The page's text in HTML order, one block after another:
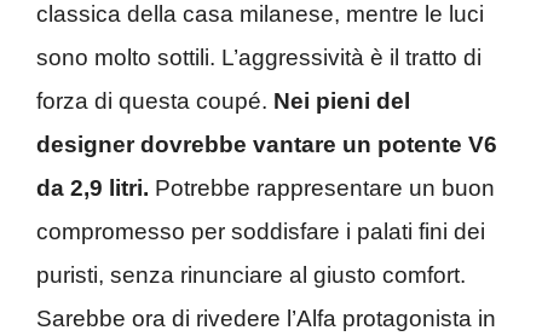
classica della casa milanese, mentre le luci
sono molto sottili. L’aggressività è il tratto di
forza di questa coupé. Nei pieni del
designer dovrebbe vantare un potente V6
da 2,9 litri. Potrebbe rappresentare un buon
compromesso per soddisfare i palati fini dei
puristi, senza rinunciare al giusto comfort.
Sarebbe ora di rivedere l’Alfa protagonista in